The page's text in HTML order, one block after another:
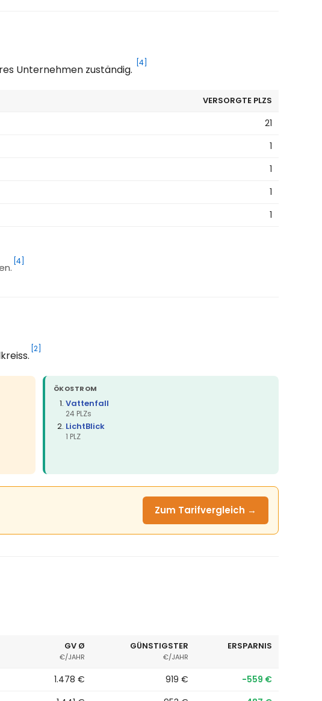
Unternehmen zuständig. [4]
VERSORGTE PLZS
21
1
1
1
1
[4]
[2]
ÖKOSTROM
Vattenfall
24 PLZs
LichtBlick
1 PLZ
Zum Tarifvergleich →
GV Ø
€/JAHR
GÜNSTIGSTER
€/JAHR
ERSPARNIS
1.478 € 919 €
−559 €